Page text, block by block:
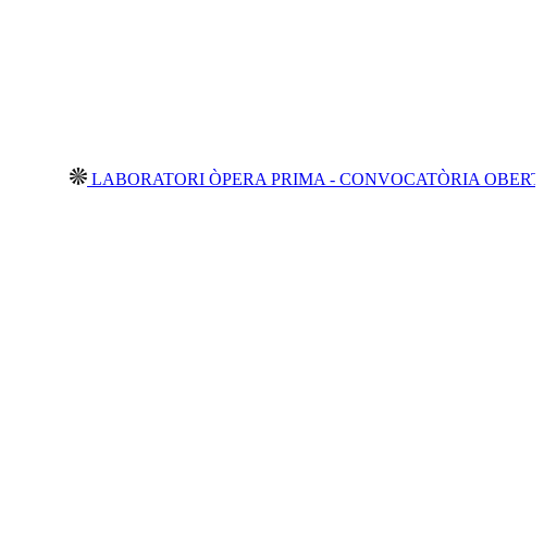
LABORATORI ÒPERA PRIMA - CONVOCATÒRIA OBERTA 2026